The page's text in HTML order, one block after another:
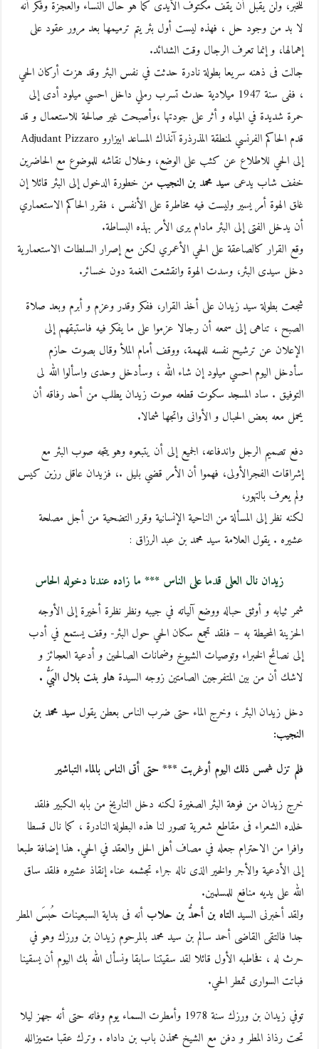
للخبر، ولن يقبل أن يقف مكتوف الأيدى كما هو حال النساء والعجزة وفكر أنه
لا بد من وجود حل ، فهذه ليست أول بئر يتم ترميمها بعد مرور عقود على
إهمالها، و إنما تعرف الرجال وقت الشدائد.
جالت فى ذهنه سريعا بطولة نادرة حدثت في نفس البئر وقد هزت أركان الحي
، ففى سنة 1947 ميلادية حدث تسرب رملي داخل احسي ميلود أدى إلى
حمرة شديدة في المياه و أثر على جودتها ،وأصبحت غير صالحة للاستعمال و قد
قدم الحاكم الفرنسي لمنطقة المذرذرة آنذاك المساعد ابيزارو Adjudant Pizzaro
إلى الحي للاطلاع عن كثب على الوضع، وخلال نقاشه للموضوع مع الحاضرين
خفف شاب يدعى سيد محمد بن النجيب من خطورة الدخول إلى البئر قائلا إن
غلق الهوة أمر يسير وليست فيه مخاطرة على الأنفس ، فقرر الحاكم الاستعماري
أن يدخل الفتى إلى البئر مادام يرى الأمر بهذه البساطة.
وقع القرار كالصاعقة على الحي الأعمري لكن مع إصرار السلطات الاستعمارية
دخل سيدى البئر، وسدت الهوة وانقشعت الغمة دون خسائر.
شجعت بطولة سيد زيدان على أخذ القرار، ففكر وقدر وعزم و أبرم وبعد صلاة
الصبح ، تناهى إلى سمعه أن رجالا عزموا على ما يفكر فيه فاستبقهم إلى
الإعلان عن ترشيح نفسه للمهمة، ووقف أمام الملأ وقال بصوت حازم
سأدخل اليوم احسي ميلود إن شاء الله ، وسأدخل وحدى واسألوا الله لى
التوفيق . ساد المسجد سكوت قطعه صوت زيدان يطلب من أحد رفاقه أن
يحمل معه بعض الحبال و الأوانى واتجها شمالا.
دفع تصميم الرجل واندفاعه، الجميع إلى أن يتبعوه وهو يتجه صوب البئر مع
إشراقات الفجرالأولى، فهموا أن الأمر قضي بليل .، فزيدان عاقل رزين كيس
ولم يعرف بالتهور،
لكنه نظر إلى المسألة من الناحية الإنسانية وقرر التضحية من أجل مصلحة
عشيره . يقول العلامة سيد محمد بن عبد الرزاق :
زيدان نال العلى قدما على الناس *** ما زاده عندنا دخوله الحاس
شمر ثيابه و أوثق حباله ووضع آلياته في جيبه ونظر نظرة أخيرة إلى الأوجه
الحزينة المحيطة به – فلقد تجمع سكان الحي حول البئر- وقف يستمع في أدب
إلى نصائح الخبراء وتوصيات الشيوخ وضمانات الصالحين و أدعية العجائز و
لاشك أن من بين المتفرجين الصامتين زوجه السيدةهاو بنت بلال البَيُّ .
دخل زيدان البئر ، وخرج الماء حتى ضرب الناس بعطن يقول سيد محمد بن
النجيب:
فلم تزل شمس ذلك اليوم أوغربت *** حتى أتى الناس بالماء التباشير
خرج زيدان من فوهة البئر الصغيرة لكنه دخل التاريخ من بابه الكبير فلقد
خلده الشعراء فى مقاطع شعرية تصور لنا هذه البطولة النادرة ، كما نال قسطا
وافرا من الاحترام جعله في مصاف أهل الحل والعقد في الحي. هذا إضافة طبعا
إلى الأدعية والأجر والخير الذى ناله جراء تجشمه عناء إنقاذ عشيره فلقد ساق
الله على يديه منافع للمسلمين.
ولقد أخبرنى السيدالتاه بن أحمدُّ بن حلاب أنه فى بداية السبعينات حُبسَ المطر
جدا فالتقى القاضى أحمد سالم بن سيد محمد بالمرحوم زيدان بن ورزك وهو في
حرث له ، فخاطبه الأول قائلا لقد سقيتنا سابقا ونسأل الله بك اليوم أن يسقينا
فباتت السوارى تمطر الحي.
توفي زيدان بن ورزك سنة 1978 وأمطرت السماء يوم وفاته حتى أنه جهز ليلا
تحت رذاذ المطر و دفن مع الشيخ محمذن باب بن داداه . وترك عقبا متميزالله